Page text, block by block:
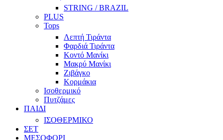
STRING / BRAZIL
PLUS
Tops
Λεπτή Τιράντα
Φαρδιά Τιράντα
Κοντό Μανίκι
Μακρύ Μανίκι
Ζιβάγκο
Κορμάκια
Ισοθερμικό
Πυτζάμες
ΠΑΙΔΙ
ΙΣΟΘΕΡΜΙΚΟ
ΣΕΤ
ΜΕΣΟΦΟΡΙ